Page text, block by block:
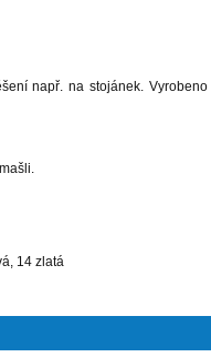
např. na stojánek.
14 zlatá